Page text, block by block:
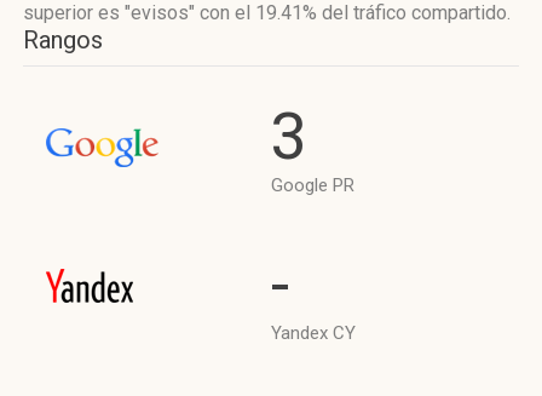
superior es "evisos" con el 19.41% del tráfico compartido.
Rangos
3
Google PR
-
Yandex CY